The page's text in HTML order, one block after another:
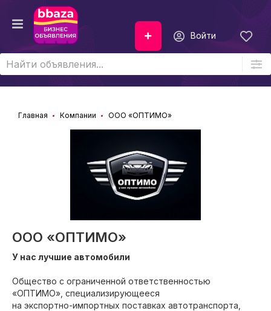
Войти
Главная Компании ООО «ОПТИМО»
ООО «ОПТИМО»
У нас лучшие автомобили
Общество с ограниченной ответственностью
«ОПТИМО», специализирующееся
на экспортно-импортных поставках автотранспорта,